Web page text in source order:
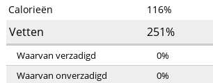
Calorieën 116%
Vetten 251%
Waarvan verzadigd 0%
Waarvan onverzadigd
0%